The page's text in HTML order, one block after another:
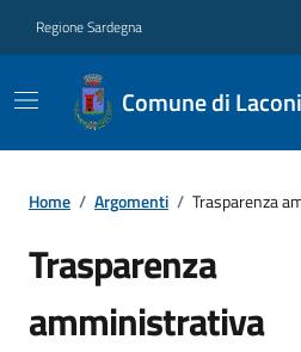
Regione Sardegna
Comune di Laconi
Home / Argomenti / Trasparenza
Trasparenza
amministrativa